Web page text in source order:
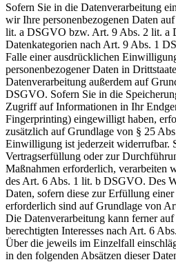
Sofern Sie in die Datenverarbeitung
wir Ihre personenbezogenen Daten
lit. a DSGVO bzw. Art. 9 Abs. 2 lit. a
Datenkategorien nach Art. 9 Abs. 1
Falle einer ausdrücklichen
personenbezogener Daten in
Datenverarbeitung außerdem auf
DSGVO. Sofern Sie in die
Zugriff auf Informationen in Ihr
Fingerprinting) eingewilligt haben,
zusätzlich auf Grundlage von § 25
Einwilligung ist jederzeit widerrufbar.
Vertragserfüllung oder zur
Maßnahmen erforderlich, verarbeiten
des Art. 6 Abs. 1 lit. b DSGVO. Des
Daten, sofern diese zur Erfüllung
erforderlich sind auf Grundlage von
Die Datenverarbeitung kann ferner auf
berechtigten Interesses nach Art. 6
Über die jeweils im Einzelfall
in den folgenden Absätzen dieser